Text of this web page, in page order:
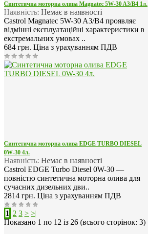
Синтетична моторна олива Magnatec 5W-30 A3/B4 1л.
Наявність: Немає в наявності
Castrol Magnatec 5W-30 A3/B4 проявляє
відмінні експлуатаційні характеристики в
екстремальних умовах ..
684 грн. Ціна з урахуванням ПДВ
Синтетична моторна олива EDGE TURBO DIESEL
0W-30 4л.
Наявність: Немає в наявності
Castrol EDGE Turbo Diesel 0W-30 —
повністю синтетична моторна олива для
сучасних дизельних дви..
2814 грн. Ціна з урахуванням ПДВ
1 2 3 > >|
Показано 1 по 12 із 26 (всього сторінок: 3)